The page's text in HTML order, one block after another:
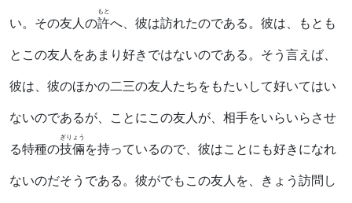
い。その友人の許
もと
へ、彼は訪れたのである。彼は、もとも
とこの友人をあまり好きではないのである。そう言えば、
彼は、彼のほかの二三の友人たちをもたいして好いてはい
ないのであるが、ことにこの友人が、相手をいらいらさせ
る特種の技倆
ぎりょう
を持っているので、彼はことにも好きになれ
ないのだそうである。彼がでもこの友人を、きょう訪問し